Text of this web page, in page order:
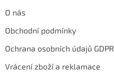
O nás
Obchodní podmínky
Ochrana osobních údajů GDPR
Vrácení zboží a reklamace